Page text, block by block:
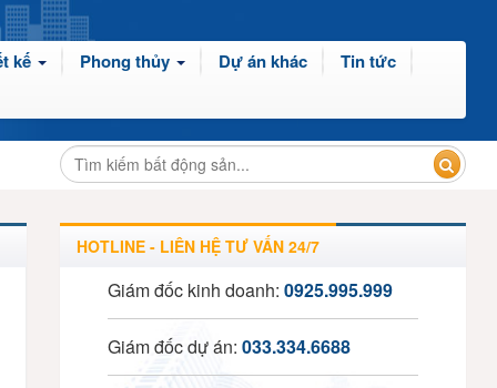
kế Phong thủy Dự án khác Tin tức
HOTLINE - LIÊN HỆ TƯ VẤN 24/7
Giám đốc kinh doanh: 0925.995.999
Giám đốc dự án: 033.334.6688